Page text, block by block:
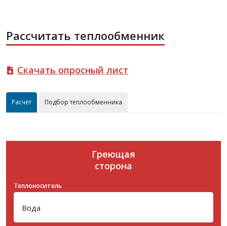
Рассчитать теплообменник
Скачать опросный лист
Расчёт Подбор теплообменника
Греющая
сторона
Теплоноситель